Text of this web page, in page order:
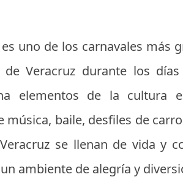
es uno de los carnavales más
Veracruz durante los
elementos de la cultura
música, baile, desfiles de
se llenan de vida y
ambiente de alegría y